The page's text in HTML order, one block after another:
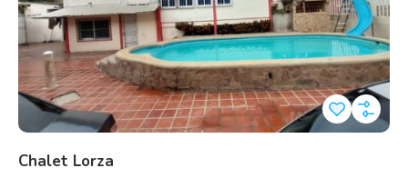
Chalet Lorza